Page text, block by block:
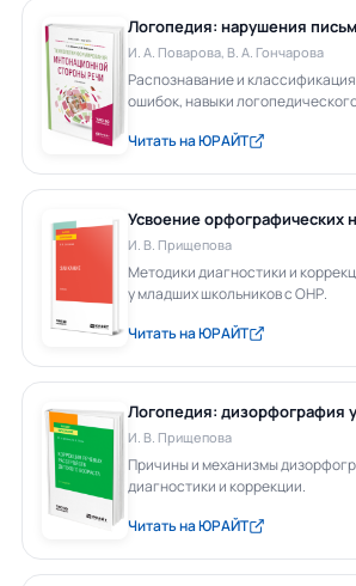
Логопедия: нарушения
И. А. Поварова, В. А. Гончарова
Распознавание и
ошибок, навыки
Читать на ЮРАЙТ
Усвоение орфографических
И. В. Прищепова
Методики диагностики и
у младших школьников с ОНР.
Читать на ЮРАЙТ
Логопедия: дизорфография
И. В. Прищепова
Причины и механизмы
диагностики и коррекции.
Читать на ЮРАЙТ